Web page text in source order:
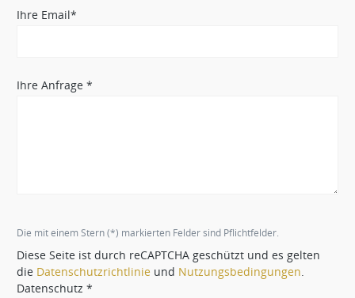
Ihre Email*
Ihre Anfrage *
Die mit einem Stern (*) markierten Felder sind Pflichtfelder.
Diese Seite ist durch reCAPTCHA geschützt und es gelten
die Datenschutzrichtlinie und Nutzungsbedingungen
Datenschutz *